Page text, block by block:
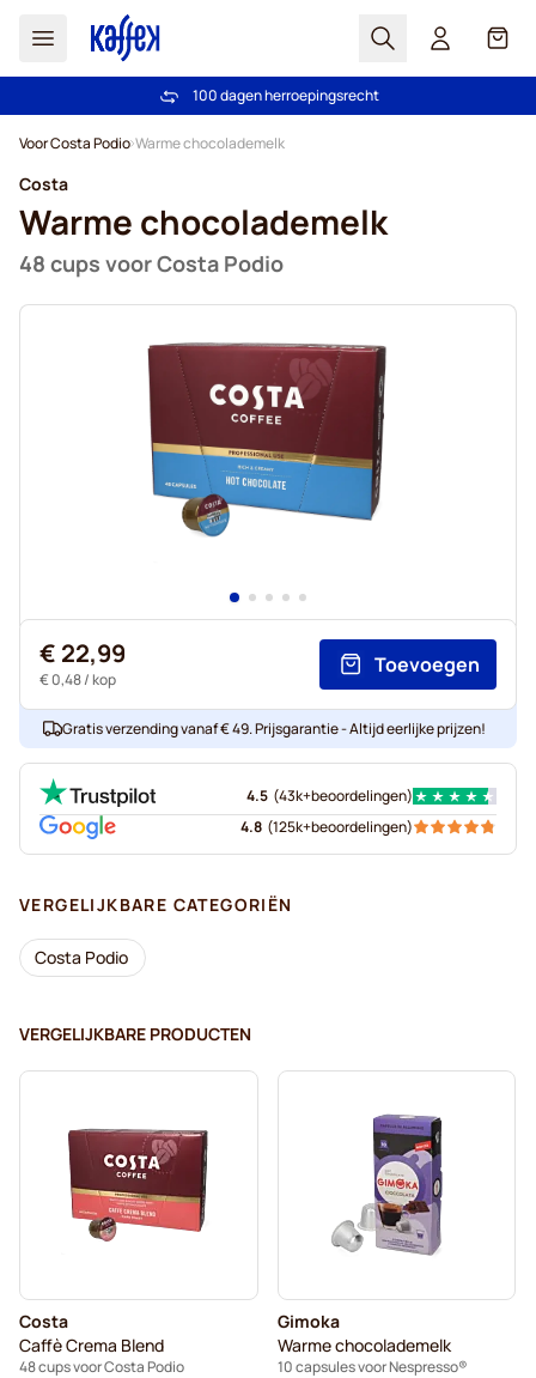
Zoek Cart
Gratis verzending vanaf € 49
100 dagen herroepingsrecht
Voor Costa Podio Warme chocolademelk
Costa
Warme chocolademelk
48 cups voor Costa Podio
€ 22,99
€ 0,48/ kop
Toevoegen
Gratis verzending vanaf € 49. Prijsgarantie - Altijd eerlijke prijzen!
4.5 (43k+beoordelingen)
4.8 (125k+beoordelingen)
VERGELIJKBARE CATEGORIËN
Costa Podio
VERGELIJKBARE PRODUCTEN
Costa
Caffè Crema Blend
48 cups voor Costa Podio
Gimoka
Warme chocolademelk
10 capsules voor Nespresso®